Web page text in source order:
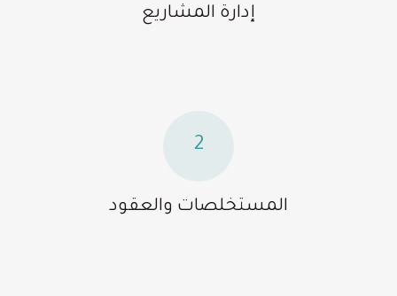
إدارة المشاريع
2
المستخلصات والعقود